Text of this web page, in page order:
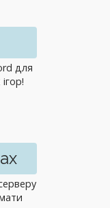
для